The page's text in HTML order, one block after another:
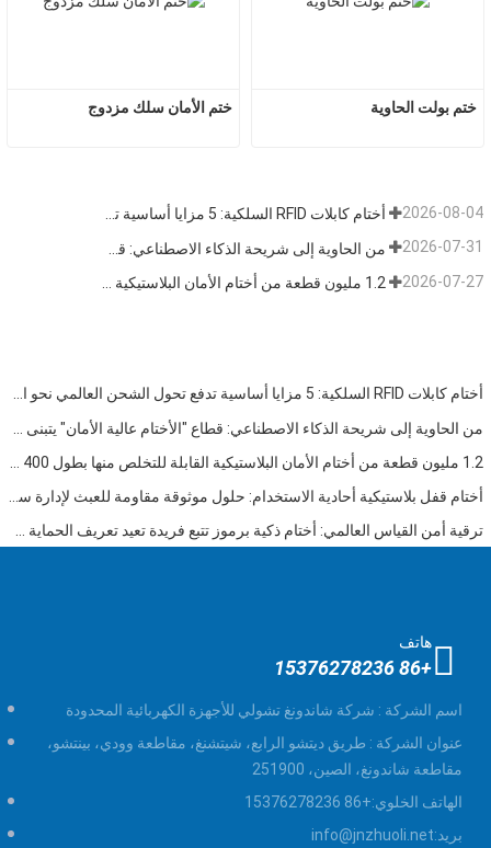
ختم الأمان سلك مزدوج ختم بولت الحاوية
أختام كابلات RFID السلكية: 5 مزايا أساسية تدفع تحول الشحن العالمي نحو الأمن الذكي في عام 2026 2026-08-04
2026-07-31
2026-07-27
أختام كابلات RFID السلكية: 5 مزايا أساسية تدفع تحول الشحن العالمي نحو الأمن الذكي في عام 2026
ترقية أمن القياس العالمي: أختام ذكية برموز تتبع فريدة تعيد تعريف الحماية ضد العبث
هاتف
+86 15376278236
اسم الشركة : شركة شاندونغ تشولي للأجهزة الكهربائية المحدودة
عنوان الشركة : طريق ديتشو الرابع، شيتشنغ، مقاطعة وودي، بينتشو،
مقاطعة شاندونغ، الصين، 251900
الهاتف الخلوي:+86 15376278236
بريد:info@jnzhuoli.net